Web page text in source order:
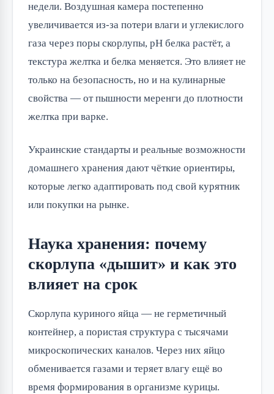
недели. Воздушная камера постепенно
увеличивается из-за потери влаги и углекислого
газа через поры скорлупы, pH белка растёт, а
текстура желтка и белка меняется. Это влияет не
только на безопасность, но и на кулинарные
свойства — от пышности меренги до плотности
желтка при варке.
Украинские стандарты и реальные возможности
домашнего хранения дают чёткие ориентиры,
которые легко адаптировать под свой курятник
или покупки на рынке.
Наука хранения: почему
скорлупа «дышит» и как это
влияет на срок
Скорлупа куриного яйца — не герметичный
контейнер, а пористая структура с тысячами
микроскопических каналов. Через них яйцо
обменивается газами и теряет влагу ещё во
время формирования в организме курицы.